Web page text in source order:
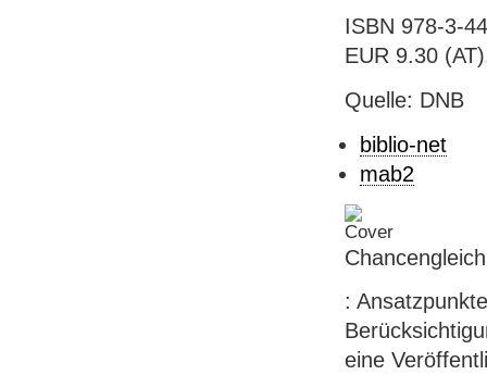
ISBN 978-3-
EUR 9.30
Quelle: DNB
biblio-net
mab2
:
eine